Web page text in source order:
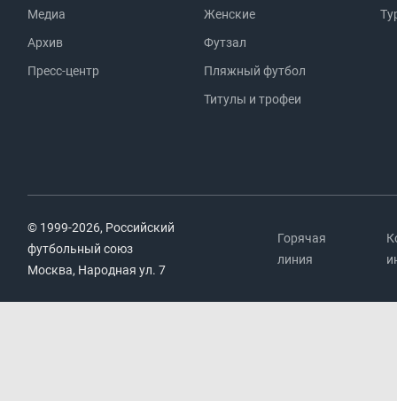
Медиа
Архив
Пресс-центр
Женские
Футзал
Пляжный футбол
Титулы и трофеи
© 1999-2026, Российский
футбольный союз
Москва, Народная ул. 7
Горячая
линия